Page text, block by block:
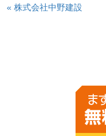
« 株式会社中野建設